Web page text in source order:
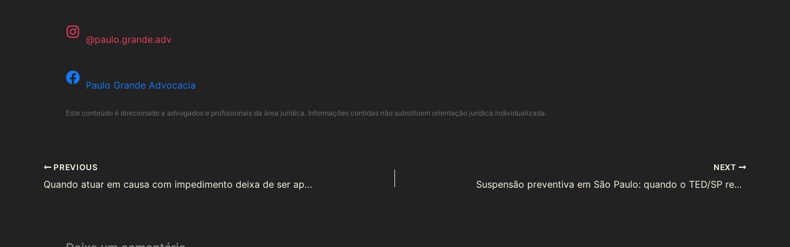
@paulo.grande.adv
Paulo Grande Advocacia
Este conteúdo é direcionado a advogados e profissionais da área jurídica. Informações contidas não substituem orientação jurídica individualizada.
PREVIOUS
Quando atuar em causa com impedimento deixa de ser apenas processual: a dobra face disciplinar da OAB/SP
NEXT
Suspensão preventiva em São Paulo: quando o TED/SP recorre a essa medida extrema